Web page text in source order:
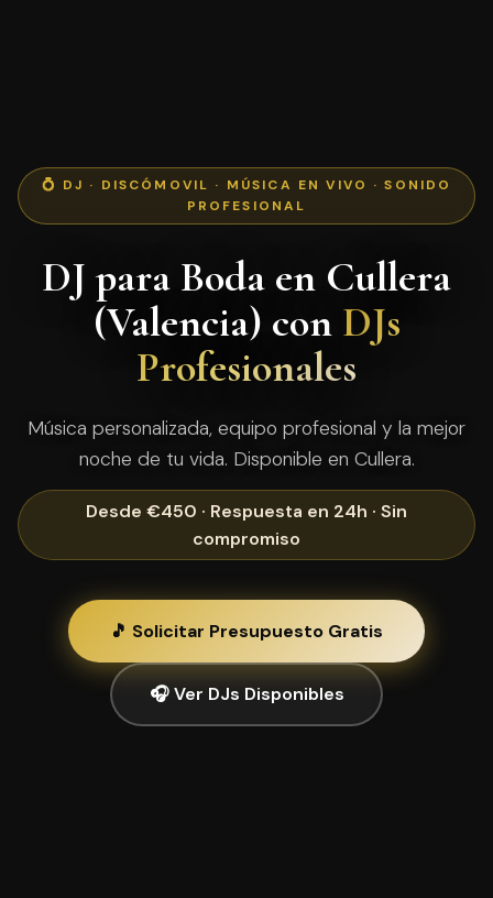
💍 DJ · DISCÓMOVIL · MÚSICA EN VIVO · SONIDO
PROFESIONAL
DJ para Boda en Cullera
(Valencia) con DJs
Profesionales
Música personalizada, equipo profesional y la mejor
noche de tu vida. Disponible en Cullera.
Desde €450 · Respuesta en 24h · Sin
compromiso
🎵 Solicitar Presupuesto Gratis
🎧 Ver DJs Disponibles